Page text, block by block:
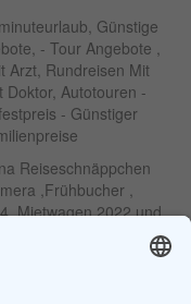
Günstige
- Tour Angebote ,
Arzt, Rundreisen Mit
Doktor, Autotouren -
- Günstiger
Reiseschnäppchen
,Frühbucher ,
,Mietwagen 2022 und
2022 und 2032,
Touren,Angebote Für